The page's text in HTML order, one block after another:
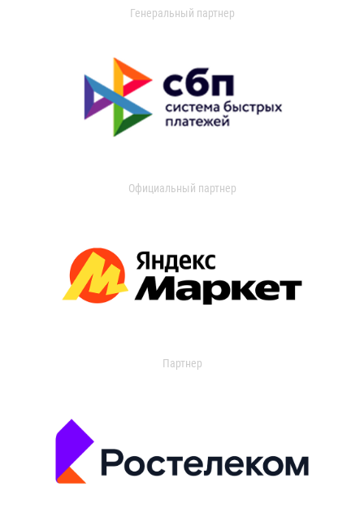
Генеральный партнер
Официальный партнер
Партнер